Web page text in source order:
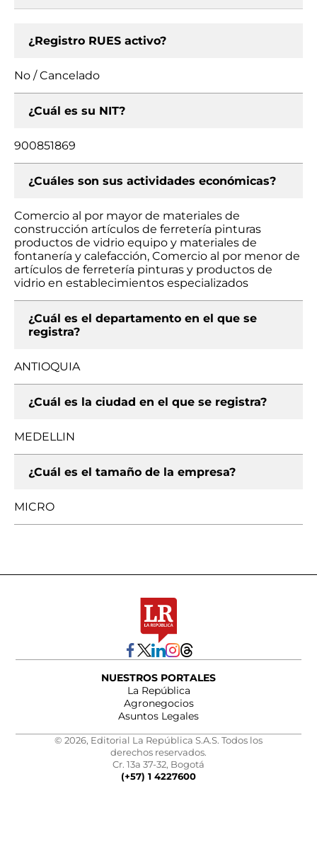
¿Registro RUES activo?
No / Cancelado
¿Cuál es su NIT?
900851869
¿Cuáles son sus actividades económicas?
Comercio al por mayor de materiales de
construcción artículos de ferretería pinturas
productos de vidrio equipo y materiales de
fontanería y calefacción, Comercio al por menor de
artículos de ferretería pinturas y productos de
vidrio en establecimientos especializados
¿Cuál es el departamento en el que se
registra?
ANTIOQUIA
¿Cuál es la ciudad en el que se registra?
MEDELLIN
¿Cuál es el tamaño de la empresa?
MICRO
NUESTROS PORTALES
La República
Agronegocios
Asuntos Legales
© 2026, Editorial La República S.A.S. Todos los
derechos reservados.
Cr. 13a 37-32, Bogotá
(+57) 1 4227600